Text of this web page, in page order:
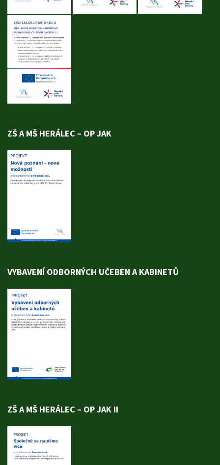
ZŠ A MŠ HERÁLEC – OP JAK
VYBAVENÍ ODBORNÝCH UČEBEN A KABINETŮ
ZŠ A MŠ HERÁLEC – OP JAK II